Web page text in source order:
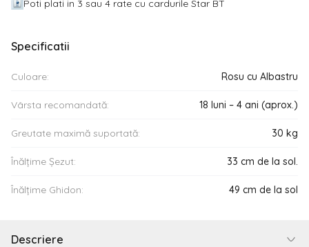
Poti plati in 3 sau 4 rate cu cardurile Star BT
Specificatii
Culoare: Rosu cu Albastru
Vârsta recomandată: 18 luni – 4 ani (aprox.)
Greutate maximă suportată: 30 kg
Înălțime Șezut: 33 cm de la sol.
Înălțime Ghidon: 49 cm de la sol
Descriere